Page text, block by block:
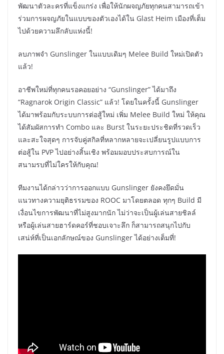
พัฒนาตัวละครที่แข็งแกร่ง เพื่อให้นักผจญภัยทุกคนสามารถเข้า
ร่วมการผจญภัยในแบบของตัวเองได้ใน Glast Heim เมืองที่เต็ม
ไปด้วยความลึกลับแห่งนี้!
ลบภาพจำ Gunslinger ในแบบเดิมๆ Melee Build ใหม่เปิดตัว
แล้ว!
อาชีพใหม่ที่ทุกคนรอคอยอย่าง “Gunslinger” ได้มาถึง
“Ragnarok Origin Classic” แล้ว! โดยในครั้งนี้ Gunslinger
ได้มาพร้อมกับระบบการต่อสู้ใหม่ เพิ่ม Melee Build ใหม่ ให้คุณ
ได้สัมผัสการทำ Combo และ Burst ในระยะประชิดที่รวดเร็ว
และสะใจสุดๆ การจับคู่สกิลที่หลากหลายจะเปลี่ยนรูปแบบการ
ต่อสู้ใน PVP ไปอย่างสิ้นเชิง พร้อมมอบประสบการณ์ใน
สนามรบที่ไม่ใครให้กับคุณ!
ทีมงานได้กล่าวว่าการออกแบบ Gunslinger ยังคงยึดมั่น
แนวทางความยุติธรรมของ ROOC มาโดยตลอด ทุกๆ Build มี
เงื่อนไขการพัฒนาที่ไม่สูงมากนัก ไม่ว่าจะเป็นผู้เล่นสายชิลล์
หรือผู้เล่นสายฮาร์ดคอร์ที่ชอบเจาะลึก ก็สามารถสนุกไปกับ
เสน่ห์ที่เป็นเอกลักษณ์ของ Gunslinger ได้อย่างเต็มที่!